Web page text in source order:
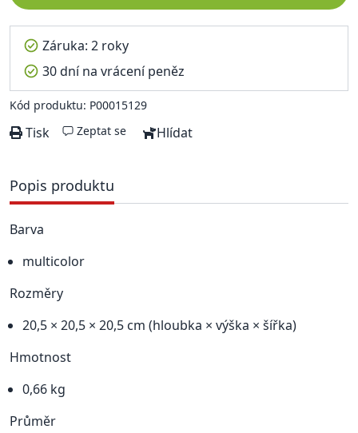
Záruka: 2 roky
30 dní na vrácení peněz
Kód produktu: P00015129
Tisk Zeptat se Hlídat
Popis produktu
Barva
multicolor
Rozměry
20,5 × 20,5 × 20,5 cm (hloubka × výška × šířka)
Hmotnost
0,66 kg
Průměr